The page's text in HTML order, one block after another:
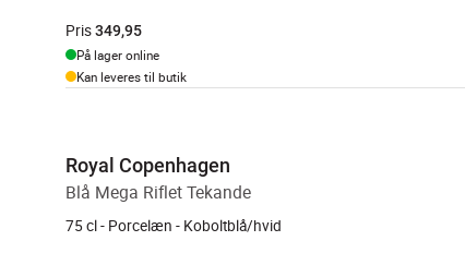
Pris349,95
På lager online
Kan leveres til butik
Royal Copenhagen
Blå Mega Riflet Tekande
75 cl - Porcelæn - Koboltblå/hvid